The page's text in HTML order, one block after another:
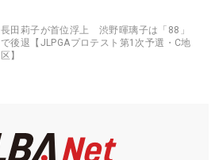
長田莉子が首位浮上 渋野暉璃子は「88」
で後退【JLPGAプロテスト第1次予選・C地
区】